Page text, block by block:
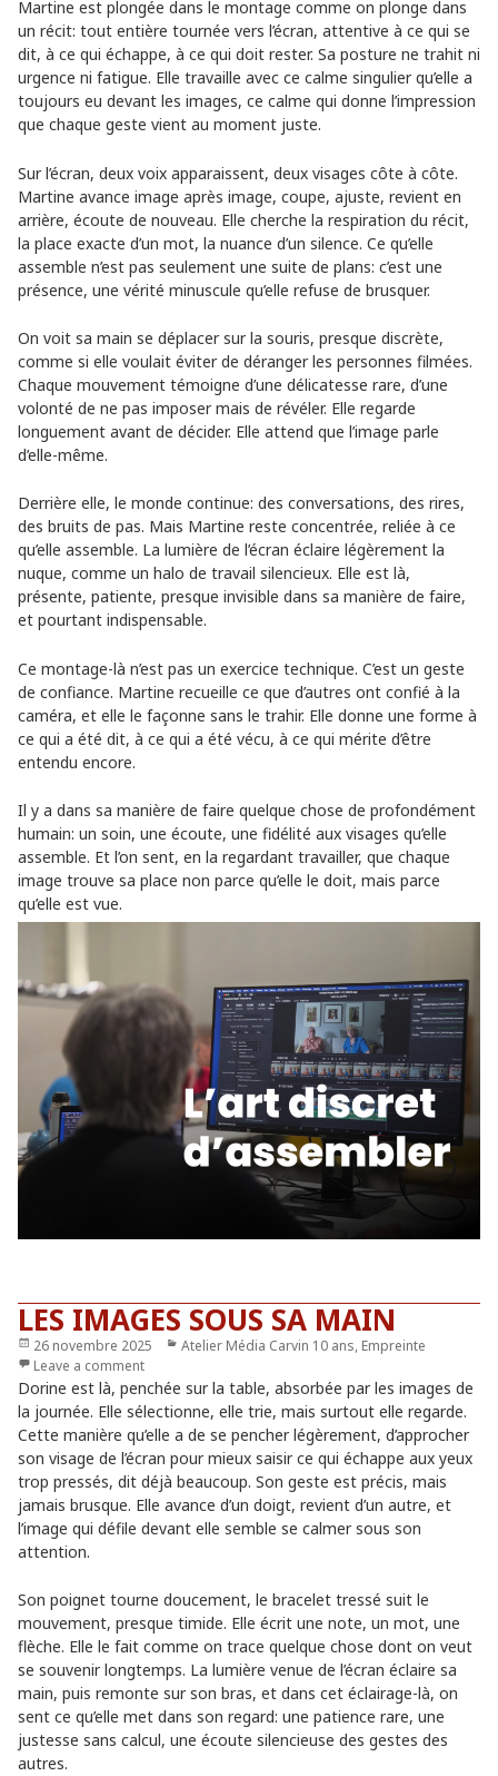
Martine est plongée dans le montage comme on plonge dans
un récit: tout entière tournée vers l’écran, attentive à ce qui se
dit, à ce qui échappe, à ce qui doit rester. Sa posture ne trahit ni
urgence ni fatigue. Elle travaille avec ce calme singulier qu’elle a
toujours eu devant les images, ce calme qui donne l’impression
que chaque geste vient au moment juste.
Sur l’écran, deux voix apparaissent, deux visages côte à côte.
Martine avance image après image, coupe, ajuste, revient en
arrière, écoute de nouveau. Elle cherche la respiration du récit,
la place exacte d’un mot, la nuance d’un silence. Ce qu’elle
assemble n’est pas seulement une suite de plans: c’est une
présence, une vérité minuscule qu’elle refuse de brusquer.
On voit sa main se déplacer sur la souris, presque discrète,
comme si elle voulait éviter de déranger les personnes filmées.
Chaque mouvement témoigne d’une délicatesse rare, d’une
volonté de ne pas imposer mais de révéler. Elle regarde
longuement avant de décider. Elle attend que l’image parle
d’elle-même.
Derrière elle, le monde continue: des conversations, des rires,
des bruits de pas. Mais Martine reste concentrée, reliée à ce
qu’elle assemble. La lumière de l’écran éclaire légèrement la
nuque, comme un halo de travail silencieux. Elle est là,
présente, patiente, presque invisible dans sa manière de faire,
et pourtant indispensable.
Ce montage-là n’est pas un exercice technique. C’est un geste
de confiance. Martine recueille ce que d’autres ont confié à la
caméra, et elle le façonne sans le trahir. Elle donne une forme à
ce qui a été dit, à ce qui a été vécu, à ce qui mérite d’être
entendu encore.
Il y a dans sa manière de faire quelque chose de profondément
humain: un soin, une écoute, une fidélité aux visages qu’elle
assemble. Et l’on sent, en la regardant travailler, que chaque
image trouve sa place non parce qu’elle le doit, mais parce
qu’elle est vue.
LES IMAGES SOUS SA MAIN
Publié
le
26 novembre 2025 Catégories
Atelier Média Carvin 10 ans, Empreinte
Leave a comment
Dorine est là, penchée sur la table, absorbée par les images de
la journée. Elle sélectionne, elle trie, mais surtout elle regarde.
Cette manière qu’elle a de se pencher légèrement, d’approcher
son visage de l’écran pour mieux saisir ce qui échappe aux yeux
trop pressés, dit déjà beaucoup. Son geste est précis, mais
jamais brusque. Elle avance d’un doigt, revient d’un autre, et
l’image qui défile devant elle semble se calmer sous son
attention.
Son poignet tourne doucement, le bracelet tressé suit le
mouvement, presque timide. Elle écrit une note, un mot, une
flèche. Elle le fait comme on trace quelque chose dont on veut
se souvenir longtemps. La lumière venue de l’écran éclaire sa
main, puis remonte sur son bras, et dans cet éclairage-là, on
sent ce qu’elle met dans son regard: une patience rare, une
justesse sans calcul, une écoute silencieuse des gestes des
autres.